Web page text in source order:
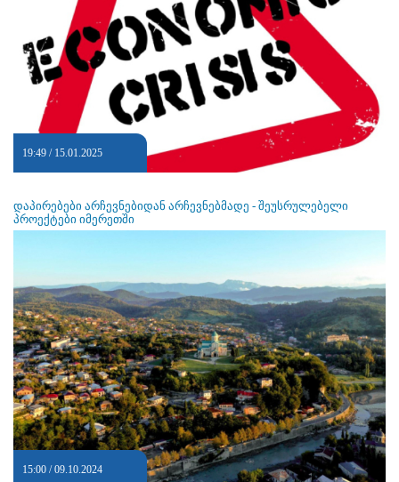
19:49 / 15.01.2025
დაპირებები არჩევნებიდან არჩევნებმადე - შეუსრულებელი
პროექტები იმერეთში
15:00 / 09.10.2024